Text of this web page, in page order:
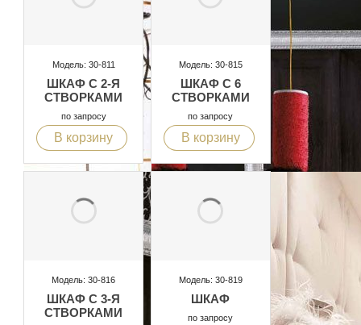
Модель: 30-811
ШКАФ С 2-Я
СТВОРКАМИ
по запросу
В корзину
Модель: 30-815
ШКАФ С 6
СТВОРКАМИ
по запросу
В корзину
Модель: 30-816
ШКАФ С 3-Я
СТВОРКАМИ
Модель: 30-819
ШКАФ
по запросу